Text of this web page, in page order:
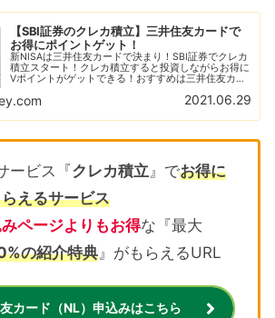
【SBI証券のクレカ積立】三井住友カードで
お得にポイントゲット！
新NISAは三井住友カードで決まり！SBI証券でクレカ
積立スタート！クレカ積立すると投資しながらお得に
Vポイントがゲットできる！おすすめは三井住友カー
2021.06.29
ービス『クレカ積立』でお得に
えるサービス
ページよりもお得な『最大
の紹介特典』がもらえるURL
カード（NL）申込みはこちら